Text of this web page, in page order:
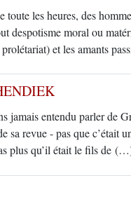
toute les heures, des
despotisme moral ou
et les amants
jamais entendu parler de
sa revue - pas que c’était
plus qu’il était le fils de